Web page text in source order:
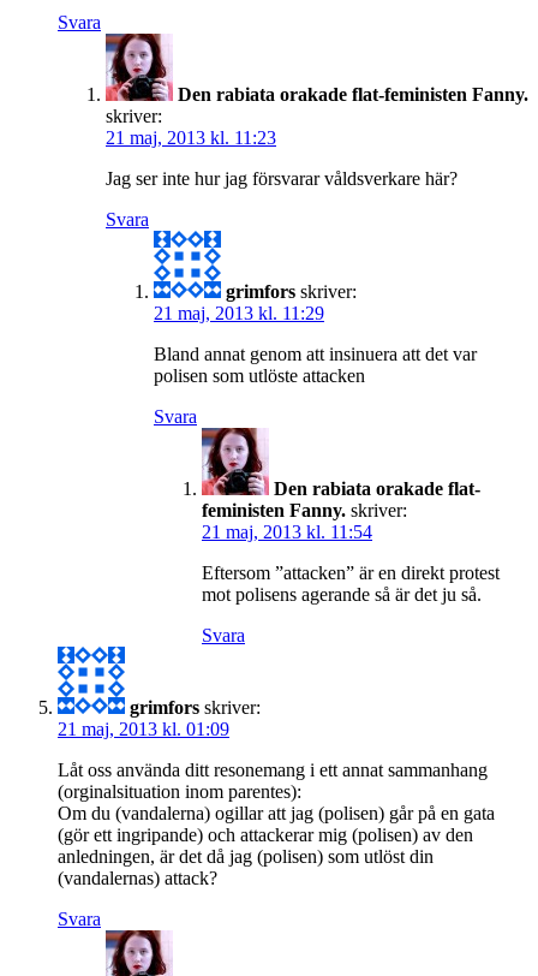
Svara
Den rabiata orakade flat-feministen Fanny.
skriver:
21 maj, 2013 kl. 11:23
Jag ser inte hur jag försvarar våldsverkare här?
Svara
grimfors skriver:
21 maj, 2013 kl. 11:29
Bland annat genom att insinuera att det var
polisen som utlöste attacken
Svara
Den rabiata orakade flat-
feministen Fanny. skriver:
21 maj, 2013 kl. 11:54
Eftersom ”attacken” är en direkt protest
mot polisens agerande så är det ju så.
Svara
grimfors skriver:
21 maj, 2013 kl. 01:09
Låt oss använda ditt resonemang i ett annat sammanhang
(orginalsituation inom parentes):
Om du (vandalerna) ogillar att jag (polisen) går på en gata
(gör ett ingripande) och attackerar mig (polisen) av den
anledningen, är det då jag (polisen) som utlöst din
(vandalernas) attack?
Svara